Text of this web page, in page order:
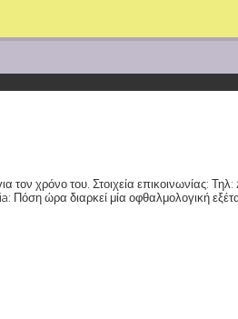
χρόνο του. Στοιχεία επικοινωνίας:
ώρα διαρκεί μία οφθαλμολογική